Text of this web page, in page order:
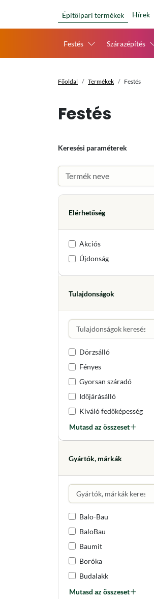
Építőipari termékek Hírek
Festés Szárazépítés
Főoldal Termékek Festés
Festés
Keresési paraméterek
Elérhetőség
Akciós
Újdonság
Tulajdonságok
Dörzsálló
Fényes
Gyorsan száradó
Időjárásálló
Kiváló fedőképesség
Mutasd az összeset
Gyártók, márkák
Balo-Bau
BaloBau
Baumit
Boróka
Budalakk
Mutasd az összeset